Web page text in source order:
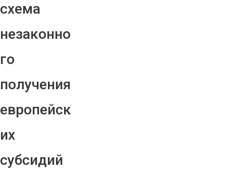
схема
незаконно
го
получения
европейск
их
субсидий